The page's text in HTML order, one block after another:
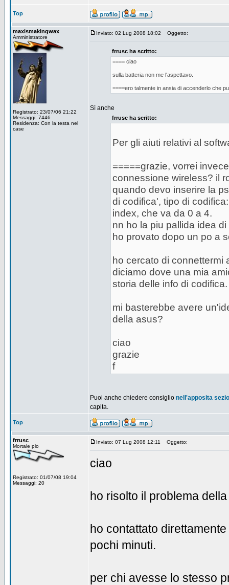
Top
maxismakingwax
Amministratore
Registrato: 23/07/06 21:22
Messaggi: 7446
Residenza: Con la testa nel
case
Inviato: 02 Lug 2008 18:02 Oggetto:
frrusc ha scritto:
==== ciao
sulla batteria non me l'aspettavo.
====ero talmente in ansia di accenderlo che
Sì anche
frrusc ha scritto:
Per gli aiuti relativi al
=====grazie, vorrei
connessione wireless? il
quando devo inserire la
di codifica', tipo di
index, che va da 0 a 4.
nn ho la piu pallida idea
ho provato dopo un po a
ho cercato di connettermi
diciamo dove una mia
storia delle info di codifica.
mi basterebbe avere
della asus?
ciao
grazie
f
Puoi anche chiedere consiglio nell'apposita
capita.
Top
frrusc
Mortale pio
Registrato: 01/07/08 19:04
Messaggi: 20
Inviato: 07 Lug 2008 12:11 Oggetto:
ciao
ho risolto il problema
ho contattato
pochi minuti.
per chi avesse lo stesso